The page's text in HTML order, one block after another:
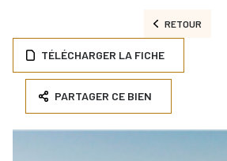
RETOUR
TÉLÉCHARGER LA FICHE
PARTAGER CE BIEN